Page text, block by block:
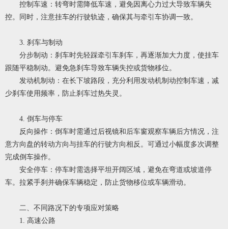
控制车速：转弯时需降低车速，避免因离心力过大导致车辆失
控。同时，注意挂车的行驶轨迹，确保其与牵引车协调一致。
3. 刹车与制动
分步制动：刹车时先轻踩牵引车刹车，再逐渐加大力度，使挂车
跟随平稳制动。避免急刹车导致车辆失控或货物移位。
发动机制动：在长下坡路段，充分利用发动机制动控制车速，减
少刹车使用频率，防止刹车过热失灵。
4. 倒车与停车
反向操作：倒车时需通过后视镜和后车窗观察车辆后方情况，注
意方向盘的转动方向与挂车的行驶方向相反。可通过小幅度多次调整
完成倒车操作。
安全停车：停车时需选择平坦开阔区域，避免在弯道或坡道停
车。拉紧手刹并确保车辆稳定，防止货物移位或车辆滑动。
二、不同路况下的专项应对策略
1. 高速公路